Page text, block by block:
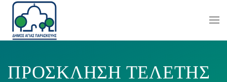
ΠΡΟΣΚΛΗΣΗ ΤΕΛΕΤΗΣ